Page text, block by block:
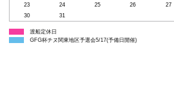
23
24 25 26 27
30
31
渡船定休日
GFG杯チヌ関東地区予選会5/17(予備日開催)